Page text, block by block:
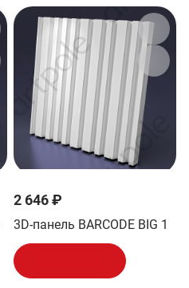
2 646 ₽
3D-панель BARCODE BIG 1